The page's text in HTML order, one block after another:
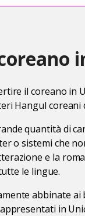
il coreano in
Hangul
quantità di
o sistemi che
e la
le lingue.
abbinate ai
in